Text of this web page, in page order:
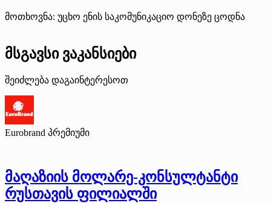
მოთხოვნა: უცხო ენის საკომუნიკაციო დონეზე ცოდნა
მსგავსი ვაკანსიები
შეიძლება დაგაინტერესოთ
Eurobrand პრემიუმი
მაღაზიის მოლარე-კონსულტანტი
რუსთავის ფილიალში